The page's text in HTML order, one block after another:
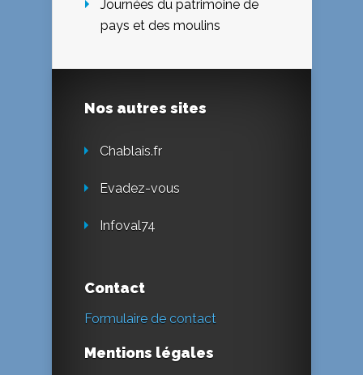
Journées du patrimoine de
pays et des moulins
Nos autres sites
Chablais.fr
Evadez-vous
Infoval74
Contact
Formulaire de contact
Mentions légales